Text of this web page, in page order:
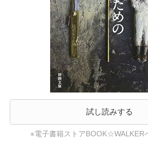
試し読みする
※電子書籍ストアBOOK☆WALKER